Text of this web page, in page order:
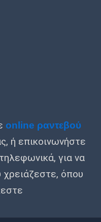
online ραντεβού
ή επικοινωνήστε
για να
όπου